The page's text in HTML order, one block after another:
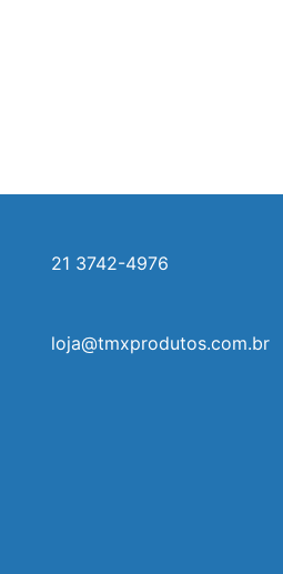
21 3742-4976
loja@tmxprodutos.com.br